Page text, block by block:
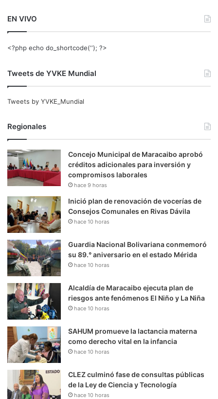
EN VIVO
<?php echo do_shortcode(‘‘); ?>
Tweets de YVKE Mundial
Tweets by YVKE_Mundial
Regionales
Concejo Municipal de Maracaibo aprobó
créditos adicionales para inversión y
compromisos laborales
hace 9 horas
Inició plan de renovación de vocerías de
Consejos Comunales en Rivas Dávila
hace 10 horas
Guardia Nacional Bolivariana conmemoró
su 89.° aniversario en el estado Mérida
hace 10 horas
Alcaldía de Maracaibo ejecuta plan de
riesgos ante fenómenos El Niño y La Niña
hace 10 horas
SAHUM promueve la lactancia materna
como derecho vital en la infancia
hace 10 horas
CLEZ culminó fase de consultas públicas
de la Ley de Ciencia y Tecnología
hace 10 horas